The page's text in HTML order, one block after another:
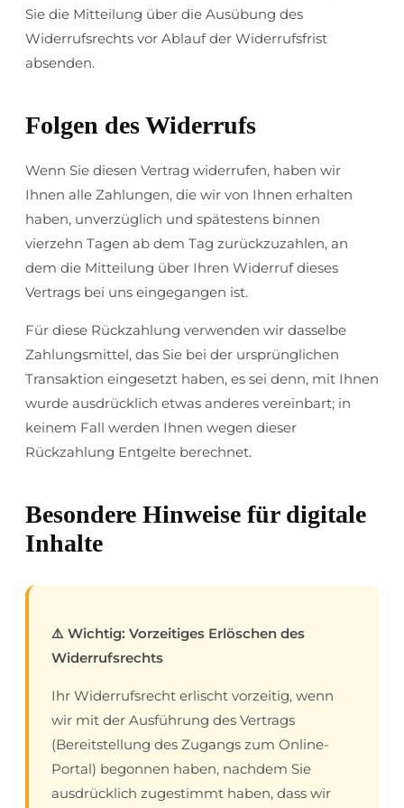
Sie die Mitteilung über die Ausübung des
Widerrufsrechts vor Ablauf der Widerrufsfrist
absenden.
Folgen des Widerrufs
Wenn Sie diesen Vertrag widerrufen, haben wir
Ihnen alle Zahlungen, die wir von Ihnen erhalten
haben, unverzüglich und spätestens binnen
vierzehn Tagen ab dem Tag zurückzuzahlen, an
dem die Mitteilung über Ihren Widerruf dieses
Vertrags bei uns eingegangen ist.
Für diese Rückzahlung verwenden wir dasselbe
Zahlungsmittel, das Sie bei der ursprünglichen
Transaktion eingesetzt haben, es sei denn, mit Ihnen
wurde ausdrücklich etwas anderes vereinbart; in
keinem Fall werden Ihnen wegen dieser
Rückzahlung Entgelte berechnet.
Besondere Hinweise für digitale
Inhalte
⚠️ Wichtig: Vorzeitiges Erlöschen des
Widerrufsrechts
Ihr Widerrufsrecht erlischt vorzeitig, wenn
wir mit der Ausführung des Vertrags
(Bereitstellung des Zugangs zum Online-
Portal) begonnen haben, nachdem Sie
ausdrücklich zugestimmt haben, dass wir